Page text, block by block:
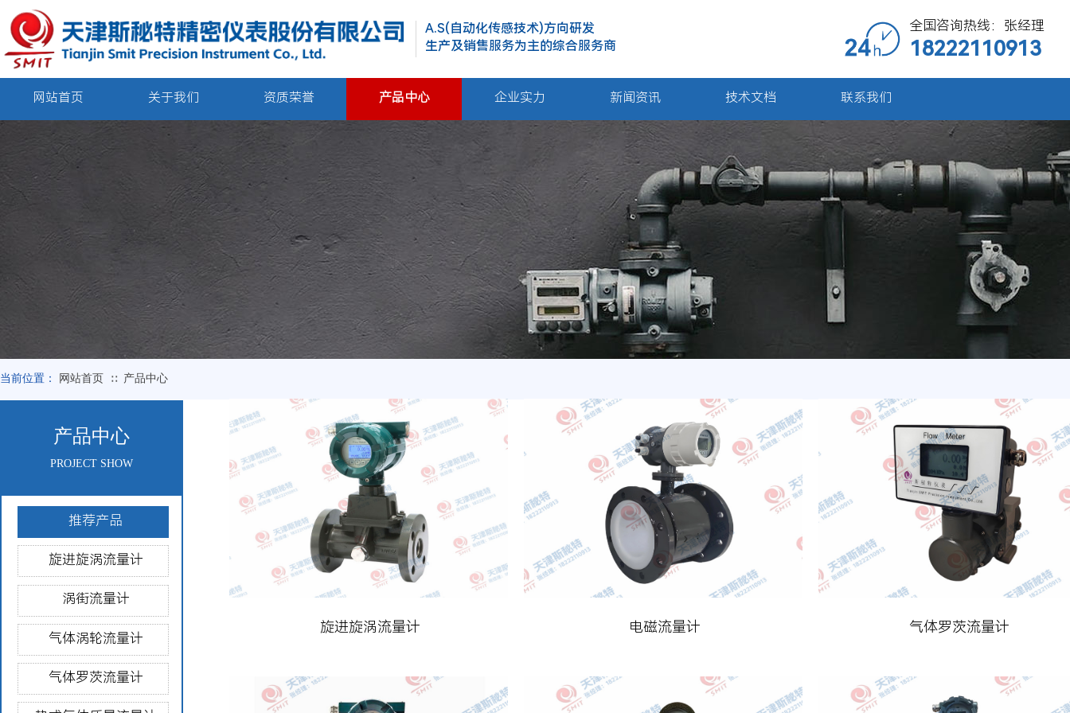
当前位置： 网站首页 ∷ 产品中心
旋进旋涡流量计 电磁流量计 气体罗茨流量计
推荐产品
旋进旋涡流量计
涡街流量计
气体涡轮流量计
气体罗茨流量计
产品中心
PROJECT SHOW
A.S(自动化传感技术)方向研发
生产及销售服务为主的综合服务商
网站首页 关于我们 资质荣誉 产品中心 企业实力 新闻资讯 技术文档 联系我们
18222110913
全国咨询热线：张经理